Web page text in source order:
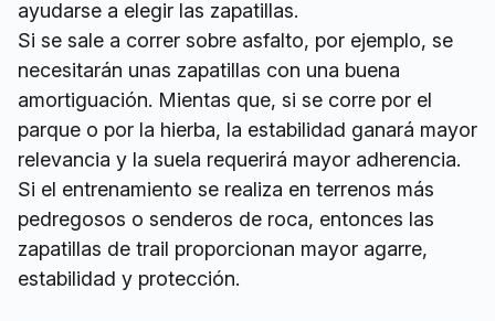
ayudarse a elegir las zapatillas.
Si se sale a correr sobre asfalto, por ejemplo, se
necesitarán unas zapatillas con una buena
amortiguación. Mientas que, si se corre por el
parque o por la hierba, la estabilidad ganará mayor
relevancia y la suela requerirá mayor adherencia.
Si el entrenamiento se realiza en terrenos más
pedregosos o senderos de roca, entonces las
zapatillas de trail proporcionan mayor agarre,
estabilidad y protección.